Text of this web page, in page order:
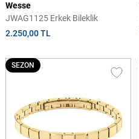
Wesse
JWAG1125 Erkek Bileklik
2.250,00 TL
SEZON